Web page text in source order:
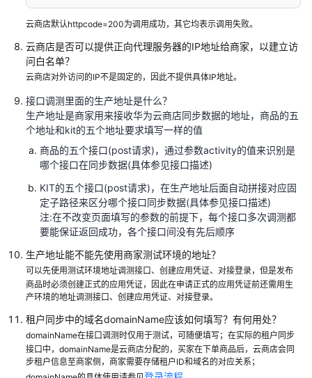
营
品
商
业
合
作
评
估
完
成
技
术
对
接
联
营
SaaS
类
商
云商店默认httpcode=200为调用成功，其它均表示调用失败。
云商店是否可以提供正向代理服务器的IP地址给商家，以建立访
问白名单？
云商店对外访问的IP不是固定的，因此不提供具体IP地址。
接口调测里面的生产地址是什么？
生产地址是商家用来接收华为云商店同步数据的地址，商品的五
个地址和kit的五个地址要求填写一样的值
商品的五个接口(post请求)，通过参数activity的值来识别是
哪个接口在同步数据(具体参见接口描述)
KIT的五个接口(post请求)，在生产地址后面自动拼接对应固
定子路径来区分哪个接口同步数据(具体参见接口描述)
注:在不改变页面填写的参数的前提下，每个接口多次调测都
要能保证返回成功，各个接口间没有先后顺序
生产地址能不能先使用商家测试环境的地址？
可以先使用测试环境地址调测接口、创建应用凭证、对接登录，但是发布
商品时必须创建正式的应用凭证，因此在申请正式的应用凭证前还需用生
产环境的地址调测接口、创建应用凭证、对接登录。
租户同步中的域名domainName应该如何填写？有何用处？
domainName在接口调测时仅用于测试，可随便填写；在实际的租户同步
接口中，domainName是云商店分配的，买家在下单商品后，云商店会同
步租户信息至商家侧，商家需要存储租户ID和域名的对应关系；